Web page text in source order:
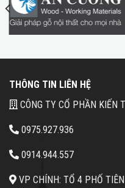
THÔNG TIN LIÊN HỆ
CÔNG TY CỔ PHẦN KIẾN
0975.927.936
0914.944.557
VP CHÍNH: TỔ 4 PHỐ